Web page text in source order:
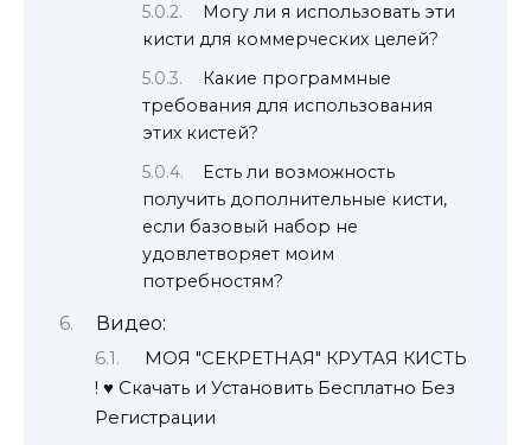
Могу ли я использовать эти
кисти для коммерческих целей?
Какие программные
требования для использования
этих кистей?
Есть ли возможность
получить дополнительные кисти,
если базовый набор не
удовлетворяет моим
потребностям?
Видео:
МОЯ "СЕКРЕТНАЯ" КРУТАЯ КИСТЬ
! ♥ Скачать и Установить Бесплатно Без
Регистрации